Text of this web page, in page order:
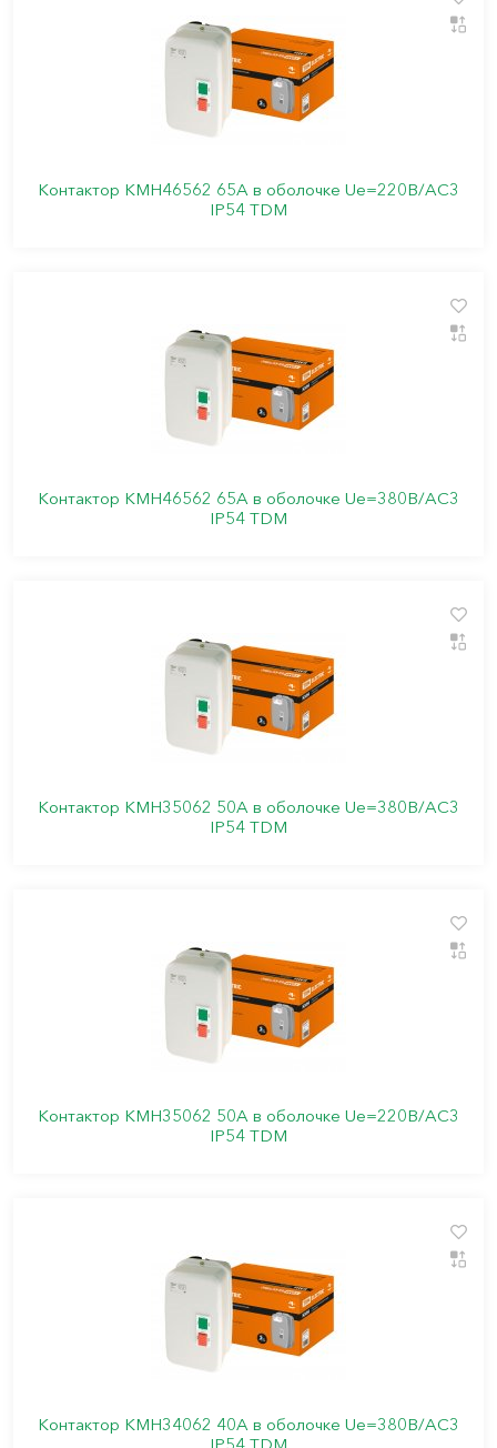
Контактор КМН46562 65А в оболочке Ue=220В/АC3
IP54 TDM
Контактор КМН46562 65А в оболочке Ue=380В/АС3
IP54 TDM
Контактор КМН35062 50А в оболочке Ue=380В/АC3
IP54 TDM
Контактор КМН35062 50А в оболочке Ue=220В/АC3
IP54 TDM
Контактор КМН34062 40А в оболочке Ue=380В/АC3